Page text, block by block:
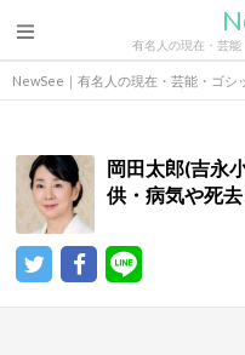
有名人の現在・芸能
NewSee｜有名人の現在・芸能・ゴシ
岡田太郎(吉永
供・病気や死